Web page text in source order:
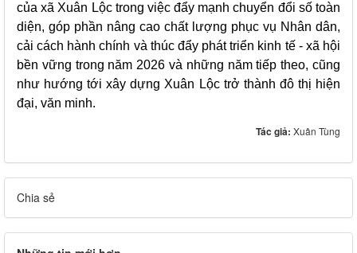
của xã Xuân Lộc trong việc đẩy mạnh chuyển đổi số toàn
diện, góp phần nâng cao chất lượng phục vụ Nhân dân,
cải cách hành chính và thúc đẩy phát triển kinh tế - xã hội
bền vững trong năm 2026 và những năm tiếp theo, cũng
như hướng tới xây dựng Xuân Lộc trở thành đô thị hiện
đại, văn minh.
Tác giả: Xuân Tùng
Chia sẻ